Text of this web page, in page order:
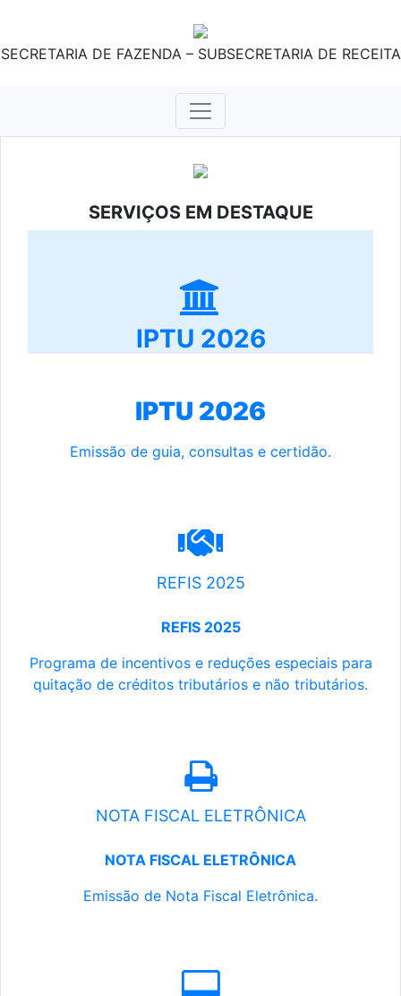
SECRETARIA DE FAZENDA – SUBSECRETARIA DE RECEITA
SERVIÇOS EM DESTAQUE
IPTU 2026
IPTU 2026
Emissão de guia, consultas e certidão.
REFIS 2025
REFIS 2025
Programa de incentivos e reduções especiais para
quitação de créditos tributários e não tributários.
NOTA FISCAL ELETRÔNICA
NOTA FISCAL ELETRÔNICA
Emissão de Nota Fiscal Eletrônica.